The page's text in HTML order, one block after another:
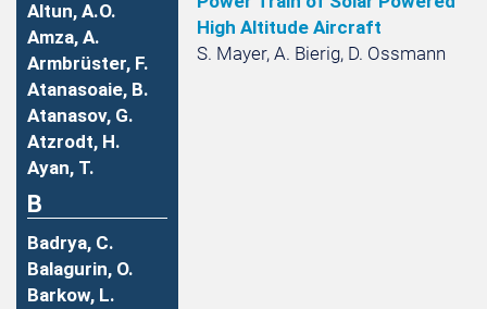
Altun, A.O.
Amza, A.
Armbrüster, F.
Atanasoaie, B.
Atanasov, G.
Atzrodt, H.
Ayan, T.
B
Badrya, C.
Balagurin, O.
Barkow, L.
High Altitude Aircraft
S. Mayer, A. Bierig, D. Ossmann